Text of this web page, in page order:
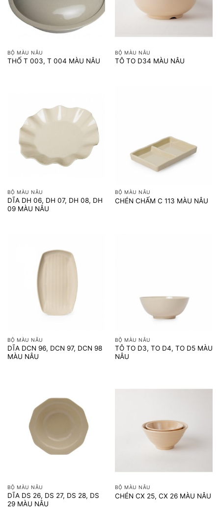
BỘ MÀU NÂU
THỐ T 003, T 004 MÀU NÂU
BỘ MÀU NÂU
TÔ TO D34 MÀU NÂU
BỘ MÀU NÂU
DĨA DH 06, DH 07, DH 08, DH
09 MÀU NÂU
BỘ MÀU NÂU
CHÉN CHẤM C 113 MÀU NÂU
BỘ MÀU NÂU
DĨA DCN 96, DCN 97, DCN 98
MÀU NÂU
BỘ MÀU NÂU
TÔ TO D3, TO D4, TO D5 MÀU
NÂU
BỘ MÀU NÂU
DĨA DS 26, DS 27, DS 28, DS
29 MÀU NÂU
BỘ MÀU NÂU
CHÉN CX 25, CX 26 MÀU NÂU